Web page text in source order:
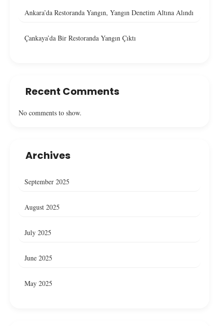
Ankara’da Restoranda Yangın, Yangın Denetim Altına Alındı
Çankaya’da Bir Restoranda Yangın Çıktı
Recent Comments
No comments to show.
Archives
September 2025
August 2025
July 2025
June 2025
May 2025